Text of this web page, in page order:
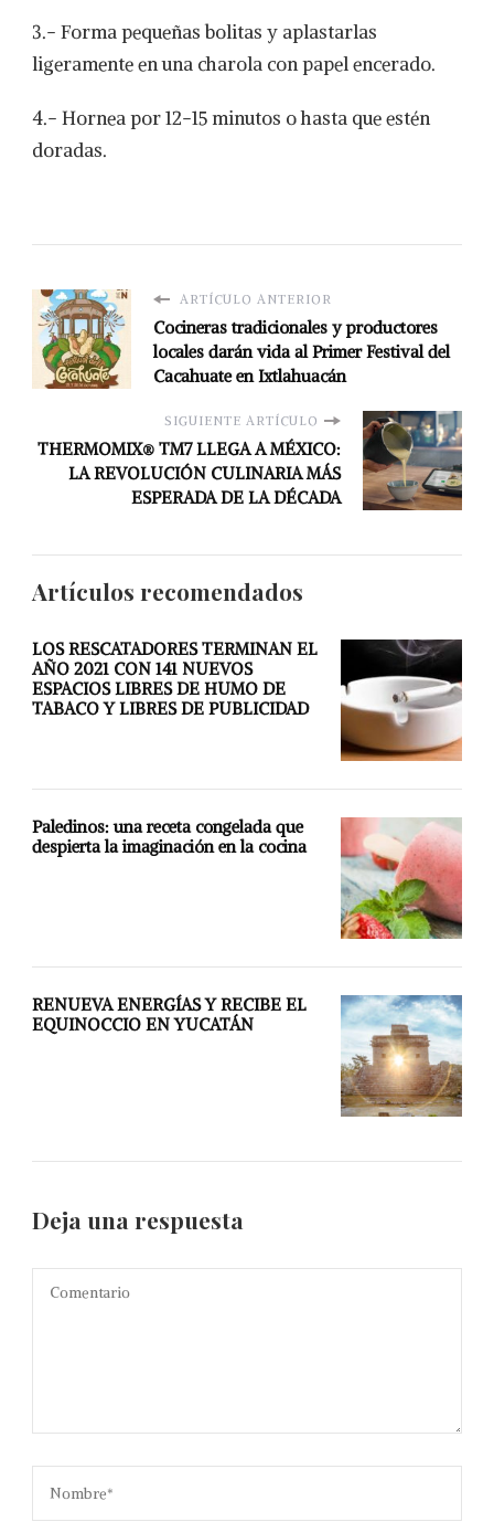
3.- Forma pequeñas bolitas y aplastarlas
ligeramente en una charola con papel encerado.
4.- Hornea por 12-15 minutos o hasta que estén
doradas.
ARTÍCULO ANTERIOR
Cocineras tradicionales y productores
locales darán vida al Primer Festival del
Cacahuate en Ixtlahuacán
SIGUIENTE ARTÍCULO
THERMOMIX® TM7 LLEGA A MÉXICO:
LA REVOLUCIÓN CULINARIA MÁS
ESPERADA DE LA DÉCADA
Artículos recomendados
LOS RESCATADORES TERMINAN EL
AÑO 2021 CON 141 NUEVOS
ESPACIOS LIBRES DE HUMO DE
TABACO Y LIBRES DE PUBLICIDAD
Paledinos: una receta congelada que
despierta la imaginación en la cocina
RENUEVA ENERGÍAS Y RECIBE EL
EQUINOCCIO EN YUCATÁN
Deja una respuesta